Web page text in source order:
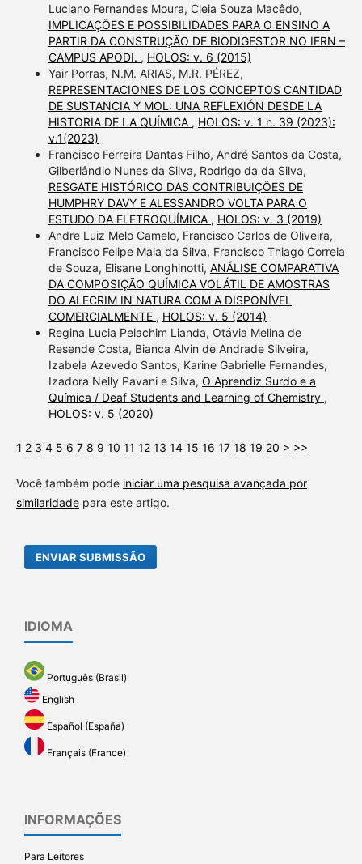
Luciano Fernandes Moura, Cleia Souza Macêdo,
IMPLICAÇÕES E POSSIBILIDADES PARA O ENSINO A
PARTIR DA CONSTRUÇÃO DE BIODIGESTOR NO IFRN –
CAMPUS APODI. , HOLOS: v. 6 (2015)
Yair Porras, N.M. ARIAS, M.R. PÉREZ,
REPRESENTACIONES DE LOS CONCEPTOS CANTIDAD
DE SUSTANCIA Y MOL: UNA REFLEXIÓN DESDE LA
HISTORIA DE LA QUÍMICA , HOLOS: v. 1 n. 39 (2023):
v.1(2023)
Francisco Ferreira Dantas Filho, André Santos da Costa,
Gilberlândio Nunes da Silva, Rodrigo da da Silva,
RESGATE HISTÓRICO DAS CONTRIBUIÇÕES DE
HUMPHRY DAVY E ALESSANDRO VOLTA PARA O
ESTUDO DA ELETROQUÍMICA , HOLOS: v. 3 (2019)
Andre Luiz Melo Camelo, Francisco Carlos de Oliveira,
Francisco Felipe Maia da Silva, Francisco Thiago Correia
de Souza, Elisane Longhinotti, ANÁLISE COMPARATIVA
DA COMPOSIÇÃO QUÍMICA VOLÁTIL DE AMOSTRAS
DO ALECRIM IN NATURA COM A DISPONÍVEL
COMERCIALMENTE , HOLOS: v. 5 (2014)
Regina Lucia Pelachim Lianda, Otávia Melina de
Resende Costa, Bianca Alvin de Andrade Silveira,
Izabela Azevedo Santos, Karine Gabrielle Fernandes,
Izadora Nelly Pavani e Silva, O Aprendiz Surdo e a
Química / Deaf Students and Learning of Chemistry ,
HOLOS: v. 5 (2020)
1 2 3 4 5 6 7 8 9 10 11 12 13 14 15 16 17 18 19 20 > >>
Você também pode iniciar uma pesquisa avançada por
similaridadepara este artigo.
ENVIAR SUBMISSÃO
IDIOMA
Português (Brasil)
English
Español (España)
Français (France)
INFORMAÇÕES
Para Leitores